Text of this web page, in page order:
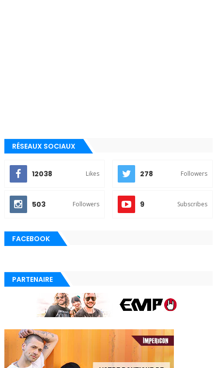
RÉSEAUX SOCIAUX
12038 Likes 278 Followers
503 Followers 9 Subscribes
FACEBOOK
PARTENAIRE